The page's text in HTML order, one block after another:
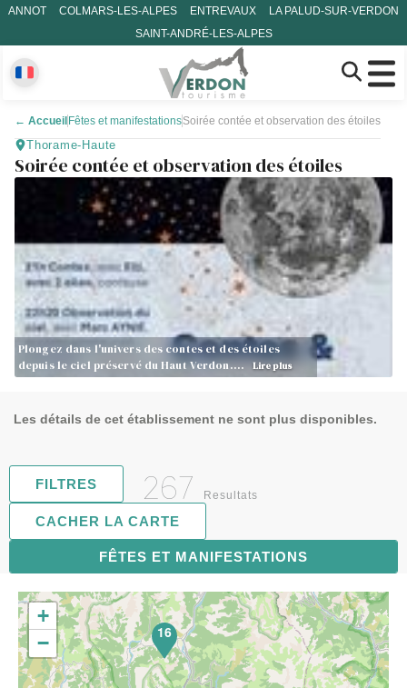
ANNOT COLMARS-LES-ALPES ENTREVAUX
LA PALUD-SUR-VERDON
SAINT-ANDRÉ-LES-ALPES
← Accueil Fêtes et manifestationsSoirée contée et observation des étoiles
Thorame-Haute
Soirée contée et observation des étoiles
Plongez dans l'univers des contes et des étoiles
depuis le ciel préservé du Haut Verdon.… Lire plus
Les détails de cet établissement ne sont plus disponibles.
FILTRES 267 Resultats
FÊTES ET MANIFESTATIONS
CACHER LA CARTE
16
68
+
−